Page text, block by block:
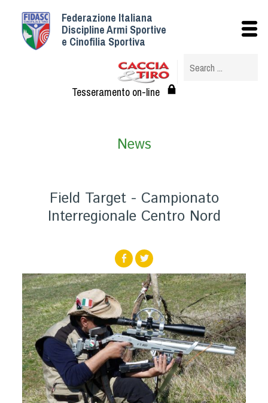
Federazione Italiana
Discipline Armi Sportive
e Cinofilia Sportiva
Tesseramento on-line
News
Field Target - Campionato
Interregionale Centro Nord
Istituzionale
Struttura
Albo Veterinari federali
Statuto e Regolamenti
Assicurazione
Convenzioni
Tesserati
Albo Fornitori
Referenti e gruppi di lavoro regionali
Scuole Federali
Tecnici
Direttori di Gara
Formazione
Calendario Manifestazioni
Organi di Giustizia - Dispositivi